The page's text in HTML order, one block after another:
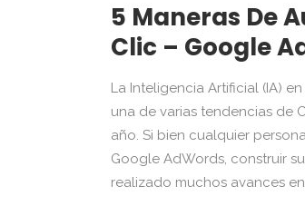
5 Maneras De
Clic – Google
La Inteligencia Artificial (IA)
una de varias tendencias de
año. Si bien cualquier
Google AdWords, construir
realizado muchos avances